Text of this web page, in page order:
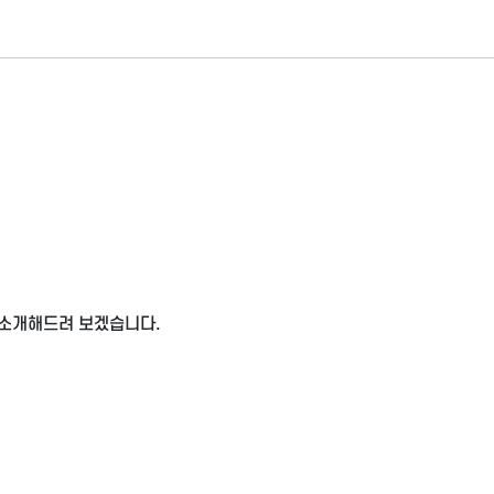
개해드려 보겠습니다.